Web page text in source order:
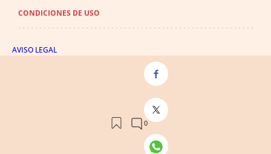
CONDICIONES DE USO
AVISO LEGAL